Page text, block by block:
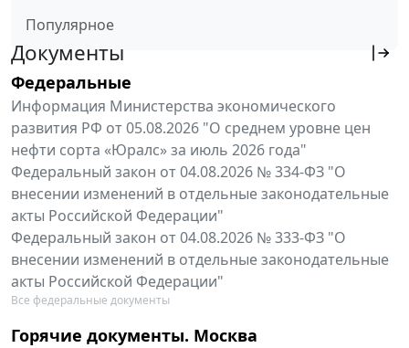
Популярное
Документы
Федеральные
Информация Министерства экономического
развития РФ от 05.08.2026 "О среднем уровне цен
нефти сорта «Юралс» за июль 2026 года"
Федеральный закон от 04.08.2026 № 334-ФЗ "О
внесении изменений в отдельные законодательные
акты Российской Федерации"
Федеральный закон от 04.08.2026 № 333-ФЗ "О
внесении изменений в отдельные законодательные
акты Российской Федерации"
Все федеральные документы
Горячие документы. Москва